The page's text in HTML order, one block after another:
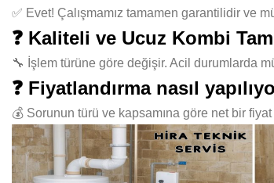
✅ Evet! Çalışmamız tamamen garantilidir ve
❓ Kaliteli ve Ucuz Kombi
🔧 İşlem türüne göre değişir. Acil durumlarda
❓ Fiyatlandırma nasıl
💰 Sorunun türü ve kapsamına göre net bir